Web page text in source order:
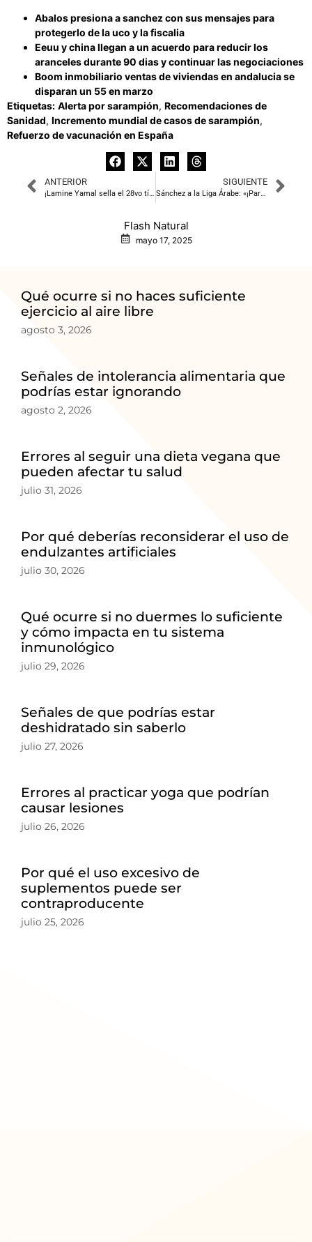
Abalos presiona a sanchez con sus mensajes para
protegerlo de la uco y la fiscalia
Eeuu y china llegan a un acuerdo para reducir los
aranceles durante 90 dias y continuar las negociaciones
Boom inmobiliario ventas de viviendas en andalucia se
disparan un 55 en marzo
Etiquetas: Alerta por sarampión, Recomendaciones de
Sanidad, Incremento mundial de casos de sarampión,
Refuerzo de vacunación en España
ANTERIOR
¡Lamine Yamal sella el 28vo título del Barcelona en la Liga de España!
SIGUIENTE
Sánchez a la Liga Árabe: «¡Paren la carnicería en Gaza!»
Flash Natural
mayo 17, 2025
Qué ocurre si no haces suficiente
ejercicio al aire libre
agosto 3, 2026
Señales de intolerancia alimentaria que
podrías estar ignorando
agosto 2, 2026
Errores al seguir una dieta vegana que
pueden afectar tu salud
julio 31, 2026
Por qué deberías reconsiderar el uso de
endulzantes artificiales
julio 30, 2026
Qué ocurre si no duermes lo suficiente
y cómo impacta en tu sistema
inmunológico
julio 29, 2026
Señales de que podrías estar
deshidratado sin saberlo
julio 27, 2026
Errores al practicar yoga que podrían
causar lesiones
julio 26, 2026
Por qué el uso excesivo de
suplementos puede ser
contraproducente
julio 25, 2026